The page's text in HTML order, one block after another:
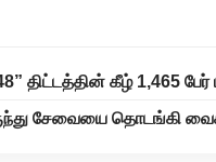
திட்டத்தின் கீழ் 1,465
சேவையை தொடங்கி